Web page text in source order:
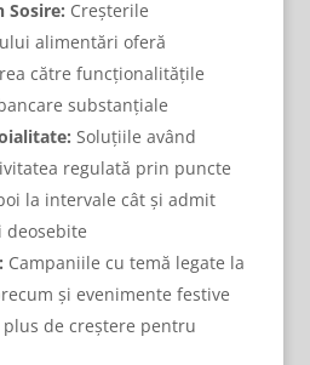
Sosire: Creșterile
alimentări oferă
către funcționalitățile
substanțiale
Soluțiile având
regulată prin puncte
la intervale cât și admit
deosebite
Campaniile cu temă legate la
și evenimente festive
de creștere pentru